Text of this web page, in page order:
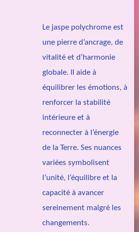
Le jaspe polychrome est
une pierre d’ancrage, de
vitalité et d’harmonie
globale. Il aide à
équilibrer les émotions, à
renforcer la stabilité
intérieure et à
reconnecter à l’énergie
de la Terre. Ses nuances
variées symbolisent
l’unité, l’équilibre et la
capacité à avancer
sereinement malgré les
changements.